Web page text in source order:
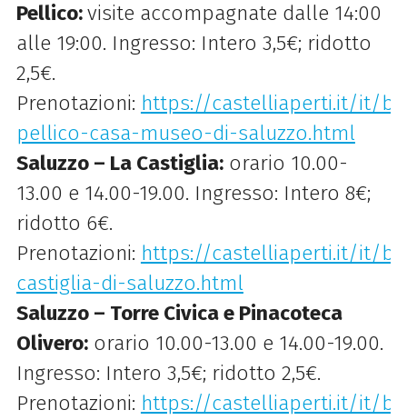
Pellico:visite accompagnate dalle 14:00
alle 19:00. Ingresso: Intero 3,5€; ridotto
2,5€.
Prenotazioni: https://castelliaperti.it/it/
pellico-casa-museo-di-saluzzo.html
Saluzzo – La Castiglia:orario 10.00-
13.00 e 14.00-19.00. Ingresso: Intero 8€;
ridotto 6€.
Prenotazioni: https://castelliaperti.it/it/
castiglia-di-saluzzo.html
Saluzzo – Torre Civica e Pinacoteca
Olivero:orario 10.00-13.00 e 14.00-19.00.
Ingresso: Intero 3,5€; ridotto 2,5€.
Prenotazioni: https://castelliaperti.it/it/